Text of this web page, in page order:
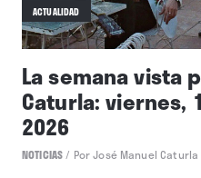
ACTUALIDAD
La semana vista
Caturla: viernes,
2026
NOTICIAS/ Por José Manuel Caturla